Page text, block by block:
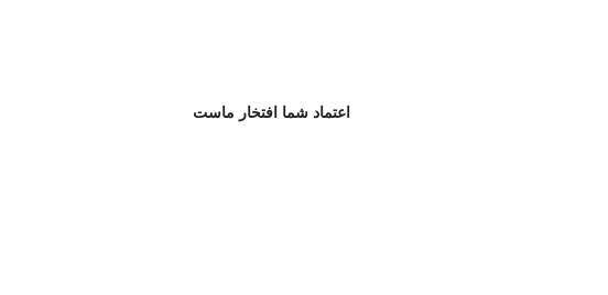
اعتماد شما افتخار ماست